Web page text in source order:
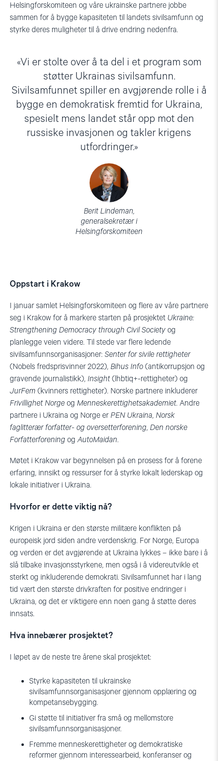
Helsingforskomiteen og våre ukrainske partnere jobbe
sammen for å bygge kapasiteten til landets sivilsamfunn og
styrke deres muligheter til å drive endring nedenfra.
Vi er stolte over å ta del i et program som
støtter Ukrainas sivilsamfunn.
Sivilsamfunnet spiller en avgjørende rolle i å
bygge en demokratisk fremtid for Ukraina,
spesielt mens landet står opp mot den
russiske invasjonen og takler krigens
utfordringer.
Berit Lindeman,
generalsekretær i
Helsingforskomiteen
Oppstart i Krakow
I januar samlet Helsingforskomiteen og flere av våre partnere
seg i Krakow for å markere starten på prosjektet Ukraine:
Strengthening Democracy through Civil Society og
planlegge veien videre. Til stede var flere ledende
sivilsamfunnsorganisasjoner: Senter for sivile rettigheter
(Nobels fredsprisvinner 2022), Bihus Info (antikorrupsjon og
gravende journalistikk), Insight(lhbtiq+-rettigheter) og
JurFem (kvinners rettigheter). Norske partnere inkluderer
Frivillighet Norge og Menneskerettighetsakademiet. Andre
partnere i Ukraina og Norge er PEN Ukraina, Norsk
faglitterær forfatter- og oversetterforening, Den norske
Forfatterforening og AutoMaidan.
Møtet i Krakow var begynnelsen på en prosess for å forene
erfaring, innsikt og ressurser for å styrke lokalt lederskap og
lokale initiativer i Ukraina.
Hvorfor er dette viktig nå?
Krigen i Ukraina er den største militære konflikten på
europeisk jord siden andre verdenskrig. For Norge, Europa
og verden er det avgjørende at Ukraina lykkes – ikke bare i å
slå tilbake invasjonsstyrkene, men også i å videreutvikle et
sterkt og inkluderende demokrati. Sivilsamfunnet har i lang
tid vært den største drivkraften for positive endringer i
Ukraina, og det er viktigere enn noen gang å støtte deres
innsats.
Hva innebærer prosjektet?
I løpet av de neste tre årene skal prosjektet:
Styrke kapasiteten til ukrainske
sivilsamfunnsorganisasjoner gjennom opplæring og
kompetansebygging.
Gi støtte til initiativer fra små og mellomstore
sivilsamfunnsorganisasjoner.
Fremme menneskerettigheter og demokratiske
reformer gjennom interessearbeid, konferanser og